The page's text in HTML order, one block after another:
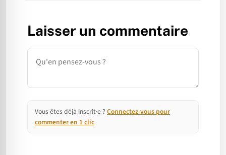
Laisser un commentaire
Commentaire
Vous êtes déjà inscrit·e ? Connectez-vous pour
commenter en 1 clic